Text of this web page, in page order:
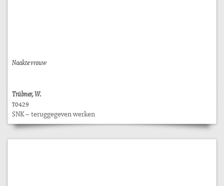
Naakte vrouw
Trübner, W.
T0429
SNK – teruggegeven werken